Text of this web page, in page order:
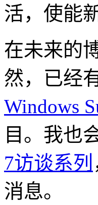
活，使能
在未来的
然，已经
Windows
目。我也
7访谈系列
消息。